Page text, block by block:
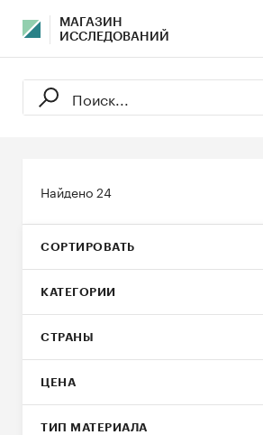
МАГАЗИН
ИССЛЕДОВАНИЙ
Найдено24
СОРТИРОВАТЬ
КАТЕГОРИИ
СТРАНЫ
ЦЕНА
ТИП МАТЕРИАЛА